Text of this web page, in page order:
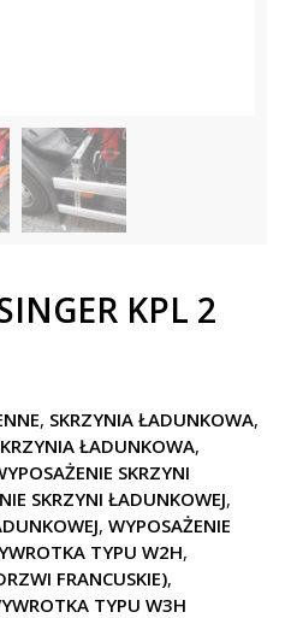
KPL 2
, SKRZYNIA ŁADUNKOWA,
ŁADUNKOWA,
SKRZYNI
SKRZYNI ŁADUNKOWEJ,
, WYPOSAŻENIE
TYPU W2H,
FRANCUSKIE),
TYPU W3H